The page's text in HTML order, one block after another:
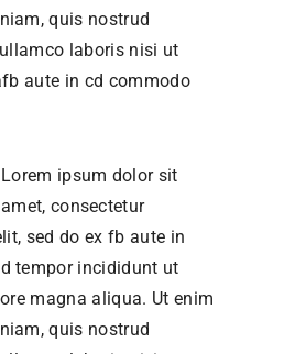
quis nostrud
laboris nisi ut
aute in cd commodo
Lorem ipsum dolor sit
amet, consectetur
sed do ex fb aute in
tempor incididunt ut
magna aliqua. Ut enim
quis nostrud